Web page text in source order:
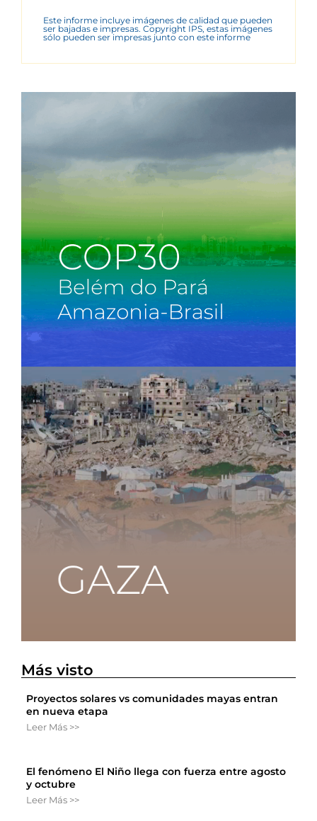
Este informe incluye imágenes de calidad que pueden
ser bajadas e impresas. Copyright IPS, estas imágenes
sólo pueden ser impresas junto con este informe
Más visto
Proyectos solares vs comunidades mayas entran
en nueva etapa
Leer Más >>
El fenómeno El Niño llega con fuerza entre agosto
y octubre
Leer Más >>